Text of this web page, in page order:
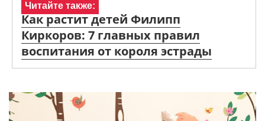
Читайте также:
Как растит детей Филипп
Киркоров: 7 главных правил
воспитания от короля эстрады